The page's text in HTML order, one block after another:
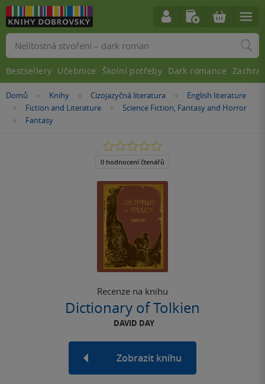
Nacházíte
Domů »Knihy »Cizojazyčná literatura »English literature
»
Fiction and Literature »
Science Fiction, Fantasy and Horror
»Fantasy
Recenze na knihu
Dictionary of Tolkien
DAVID DAY
Zobrazit knihu
0.0
z
5
0 hodnocení čtenářů
Vyhledávání
Bestsellery Učebnice Školní potřeby Dark romance